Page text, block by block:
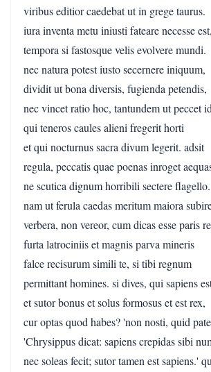
viribus editior caedebat ut in grege taurus.
iura inventa metu iniusti fateare necesse est,
tempora si fastosque velis evolvere mundi.
nec natura potest iusto secernere iniquum,
dividit ut bona diversis, fugienda petendis,
nec vincet ratio hoc, tantundem ut peccet
qui teneros caules alieni fregerit horti
et qui nocturnus sacra divum legerit. adsit
regula, peccatis quae poenas inroget
ne scutica dignum horribili sectere flagello.
nam ut ferula caedas meritum maiora
verbera, non vereor, cum dicas esse paris
furta latrociniis et magnis parva mineris
falce recisurum simili te, si tibi regnum
permittant homines. si dives, qui sapiens
et sutor bonus et solus formosus et est rex,
cur optas quod habes? 'non nosti, quid
'Chrysippus dicat: sapiens crepidas sibi
nec soleas fecit; sutor tamen est sapiens.'